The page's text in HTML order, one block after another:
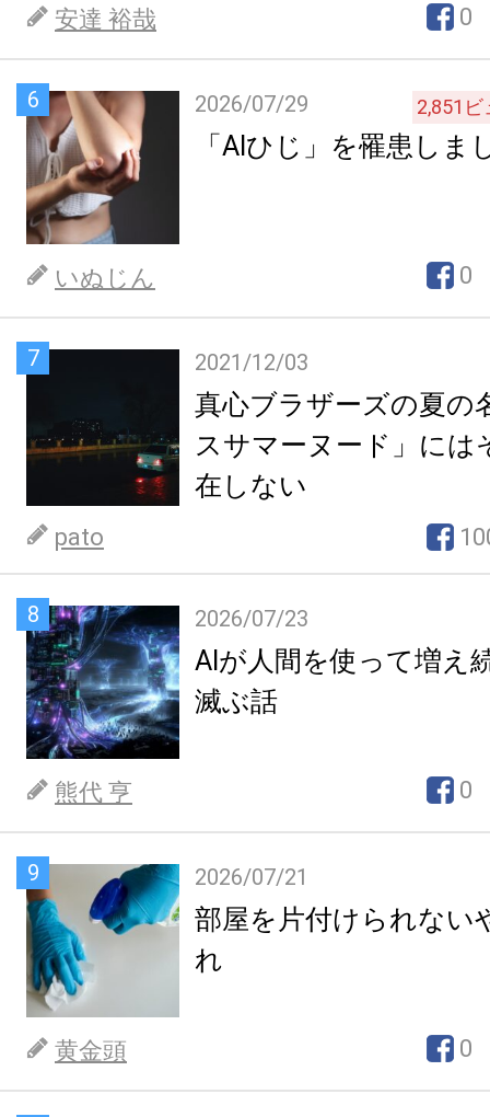
安達 裕哉 0
6 2026/07/29 2,851 ビ
「AIひじ」を罹患しま
いぬじん 0
7 2021/12/03
真心ブラザーズの夏の
スサマーヌード」には
在しない
pato
8 2026/07/23
AIが人間を使って増え
滅ぶ話
熊代 亨 0
9 2026/07/21
部屋を片付けられない
れ
黄金頭 0